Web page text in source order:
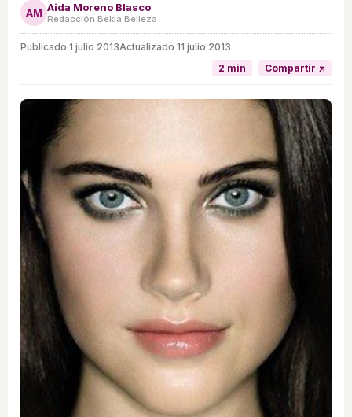
AM Aida Moreno Blasco
Redacción Bekia Belleza
Publicado 1 julio 2013Actualizado 11 julio 2013
2 min
Compartir ↗